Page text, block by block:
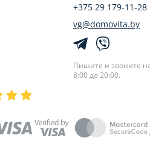
+375 29 179-11-
vg@domovita.by
Пишите и звоните
8:00 до 20:00.